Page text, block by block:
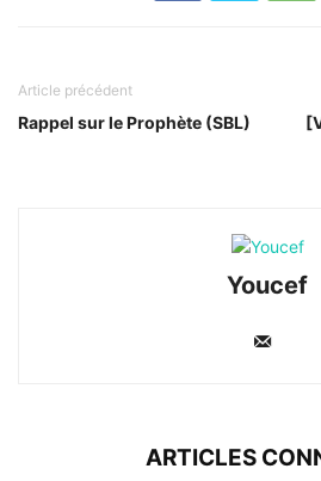
Article précédent
Rappel sur le Prophète (SBL)
Youcef
ARTICLES